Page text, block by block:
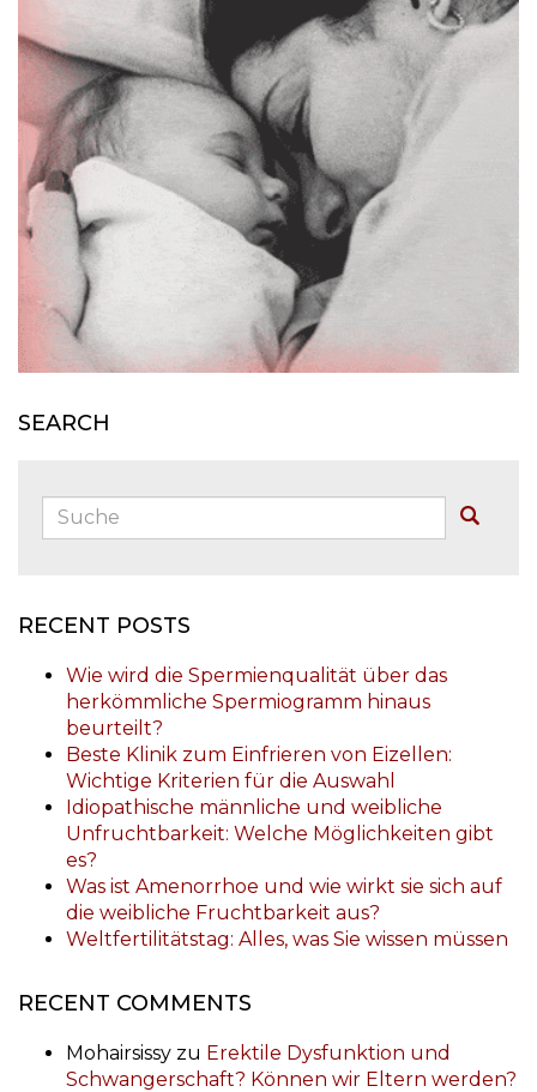
J
J
J
J
SEARCH
Suche:
RECENT POSTS
Wie wird die Spermienqualität über das
herkömmliche Spermiogramm hinaus
beurteilt?
Beste Klinik zum Einfrieren von Eizellen:
Wichtige Kriterien für die Auswahl
Idiopathische männliche und weibliche
Unfruchtbarkeit: Welche Möglichkeiten gibt
es?
Was ist Amenorrhoe und wie wirkt sie sich auf
die weibliche Fruchtbarkeit aus?
Weltfertilitätstag: Alles, was Sie wissen müssen
RECENT COMMENTS
Mohairsissy zu Erektile Dysfunktion und
Schwangerschaft? Können wir Eltern werden?